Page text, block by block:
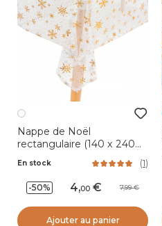
Nappe de Noël
rectangulaire (140 x 240
Blanc et or
En stock (1)
-50% 4,00 7,99
Ajouter au panier